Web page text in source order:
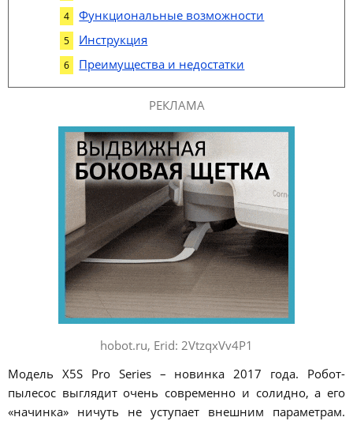
Функциональные возможности
Инструкция
Преимущества и недостатки
РЕКЛАМА
hobot.ru, Erid: 2VtzqxVv4P1
Модель X5S Pro Series – новинка 2017 года. Робот-
пылесос выглядит очень современно и солидно, а его
«начинка» ничуть не уступает внешним параметрам.